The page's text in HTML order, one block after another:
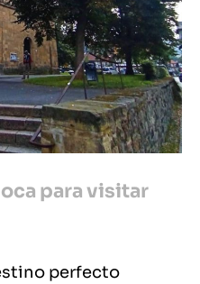
para visitar
perfecto